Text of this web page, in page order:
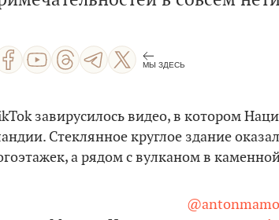
МЫ ЗДЕСЬ
завирусилось видео, в котором
Стеклянное круглое здание
а рядом с вулканом в